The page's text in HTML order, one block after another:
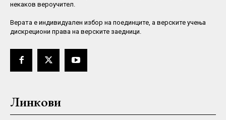
некаков вероучител.
Верaта е индивидуален избор на поединците, а верските учења
дискрециони права на верските заедници.
Линкови